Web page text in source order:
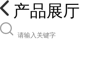
产品展厅